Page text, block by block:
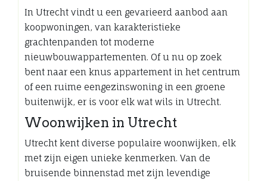
In Utrecht vindt u een gevarieerd aanbod aan
koopwoningen, van karakteristieke
grachtenpanden tot moderne
nieuwbouwappartementen. Of u nu op zoek
bent naar een knus appartement in het centrum
of een ruime eengezinswoning in een groene
buitenwijk, er is voor elk wat wils in Utrecht.
Woonwijken in Utrecht
Utrecht kent diverse populaire woonwijken, elk
met zijn eigen unieke kenmerken. Van de
bruisende binnenstad met zijn levendige